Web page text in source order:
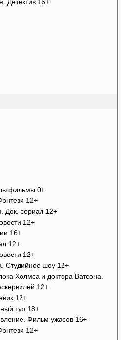
Детектив 16+
0+
12+
Док. сериал 12+
12+
16+
12+
12+
Студийное шоу 12+
Холмса и доктора Ватсона.
12+
12+
тур 18+
Фильм ужасов 16+
12+